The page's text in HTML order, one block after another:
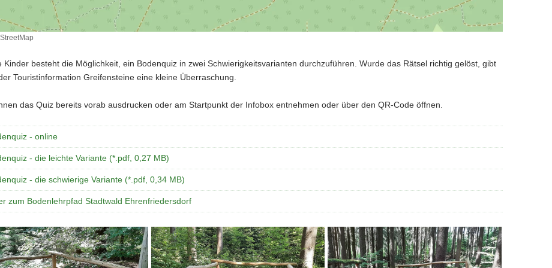
Kinder besteht die Möglichkeit, ein Bodenquiz in zwei Schwierigkeitsvarianten durchzuführen. Wurde das Rätsel richtig gelöst, gibt
Touristinformation Greifensteine eine kleine Überraschung.
das Quiz bereits vorab ausdrucken oder am Startpunkt der Infobox entnehmen oder über den QR-Code öffnen.
- online
- die leichte Variante (*.pdf, 0,27 MB)
- die schwierige Variante (*.pdf, 0,34 MB)
zum Bodenlehrpfad Stadtwald Ehrenfriedersdorf
Station
entlang
des
Station
entlang
des